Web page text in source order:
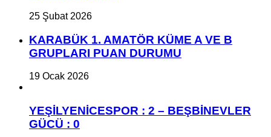
25 Şubat 2026
KARABÜK 1. AMATÖR KÜME A VE B
GRUPLARI PUAN DURUMU
19 Ocak 2026
YEŞİLYENİCESPOR : 2 – BEŞBİNEVLER
GÜCÜ : 0